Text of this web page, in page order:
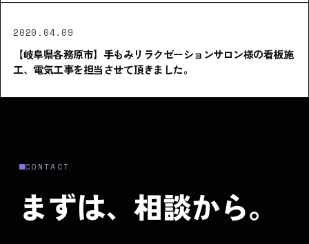
2020.04.09
【岐阜県各務原市】手もみリラクゼーションサロン様の看板施
工、電気工事を担当させて頂きました。
CONTACT
まずは、相談から。